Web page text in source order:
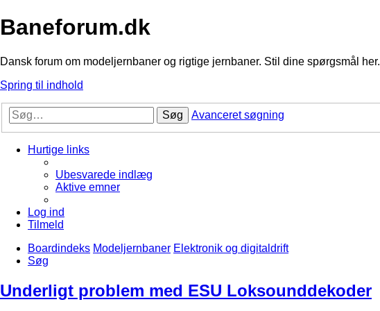
Baneforum.dk
Dansk forum om modeljernbaner og rigtige jernbaner. Stil dine spørgsmål her.
Spring til indhold
Søg Avanceret søgning
Hurtige links
Ubesvarede indlæg
Aktive emner
Log ind
Tilmeld
Boardindeks Modeljernbaner Elektronik og digitaldrift
Søg
Underligt problem med ESU Loksounddekoder